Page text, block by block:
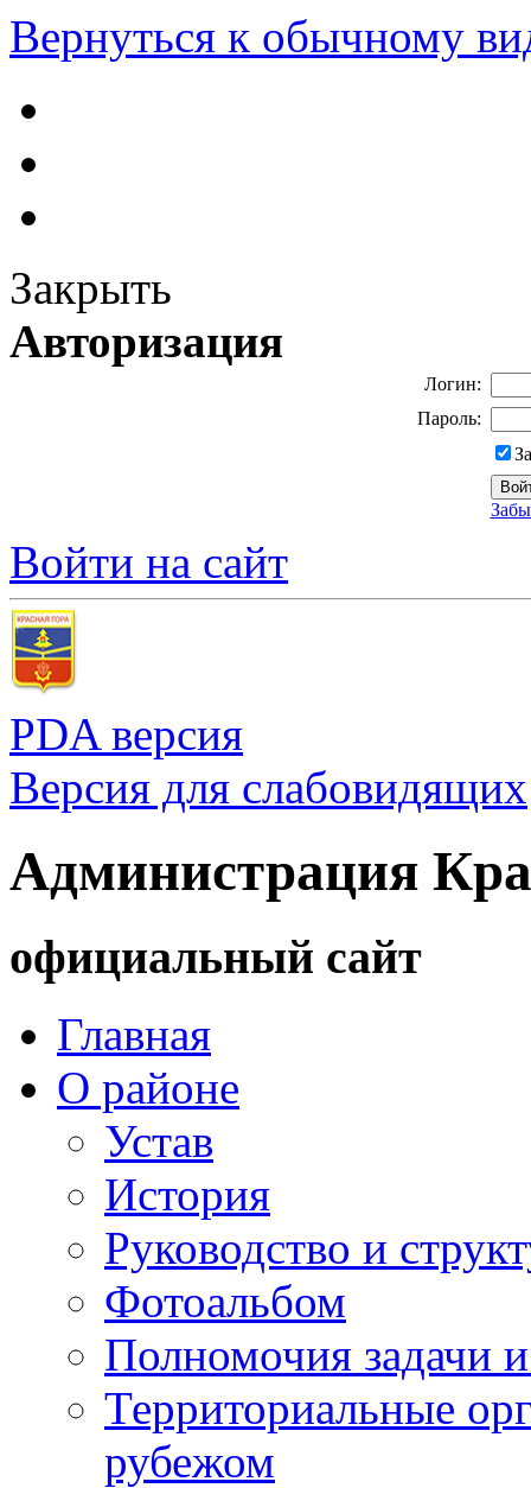
Вернуться к обычному
Закрыть
Авторизация
Логин:
Пароль:
Войти на сайт
PDA версия
Версия для слабовидящих
Администрация
официальный сайт
Главная
О районе
Устав
История
Руководство и
Фотоальбом
Полномочия задачи
Территориальные
рубежом